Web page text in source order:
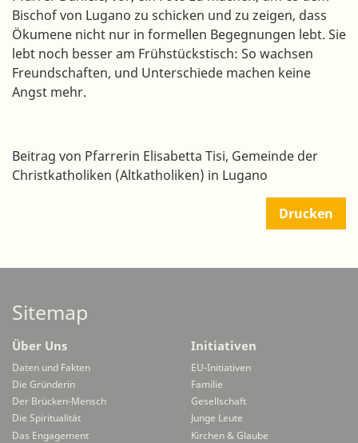
Bischof von Lugano zu schicken und zu zeigen, dass
Ökumene nicht nur in formellen Begegnungen lebt. Sie
lebt noch besser am Frühstückstisch: So wachsen
Freundschaften, und Unterschiede machen keine
Angst mehr.
Beitrag von Pfarrerin Elisabetta Tisi, Gemeinde der
Christkatholiken (Altkatholiken) in Lugano
Drucken
Sitemap
Über Uns
Daten und Fakten
Die Gründerin
Der Brücken-Mensch
Die Spiritualität
Das Engagement
Initiativen
EU-Initiativen
Familie
Gesellschaft
Junge Leute
Kirchen & Glaube